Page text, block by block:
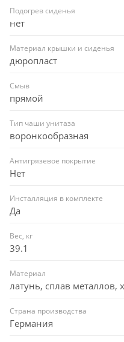
Подогрев сиденья
нет
Материал крышки и сиденья
дюропласт
Смыв
прямой
Тип чаши унитаза
воронкообразная
Антигрязевое покрытие
Нет
Инсталляция в комплекте
Да
Вес, кг
39.1
Материал
латунь, сплав
Страна производства
Германия